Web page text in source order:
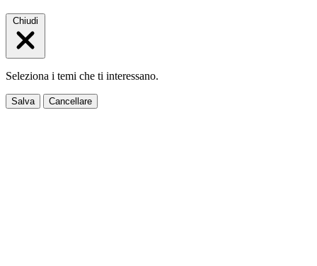
Chiudi
Seleziona i temi che ti interessano.
Salva Cancellare